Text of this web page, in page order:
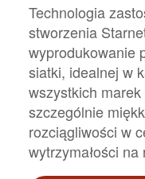
Technologia
stworzenia
wyprodukowanie
siatki, idealnej w
wszystkich
szczególnie
rozciągliwości w
wytrzymałości